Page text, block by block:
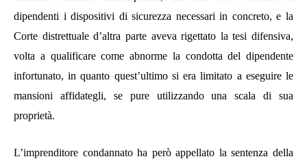
dipendenti i dispositivi di sicurezza necessari in concreto, e la
Corte distrettuale d’altra parte aveva rigettato la tesi difensiva,
volta a qualificare come abnorme la condotta del dipendente
infortunato, in quanto quest’ultimo si era limitato a eseguire le
mansioni affidategli, se pure utilizzando una scala di sua
proprietà.
L’imprenditore condannato ha però appellato la sentenza della